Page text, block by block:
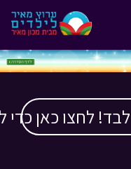
לחצו כאן כדי